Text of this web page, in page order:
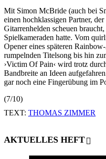
Mit Simon McBride (auch bei
einen hochklassigen Partner,
Gitarrenhelden scheuen
Spielkameraden hatte. Vom
Opener eines späteren
rumpelnden Titelsong bis hin
›Victim Of Pain‹ wird trotz
Bandbreite an Ideen
gar noch eine Fingerübung im
(7/10)
TEXT: THOMAS ZIMMER
AKTUELLES HEFT